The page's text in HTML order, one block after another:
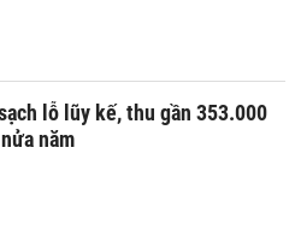
lỗ lũy kế, thu gần 353.000
năm